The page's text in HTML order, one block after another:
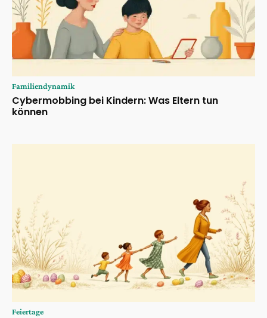
Familiendynamik
Cybermobbing bei Kindern: Was Eltern tun
können
Feiertage